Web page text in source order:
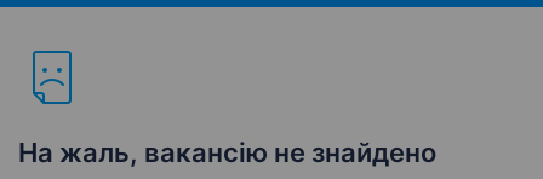
На жаль, вакансію не знайдено